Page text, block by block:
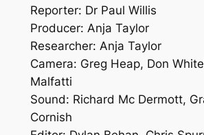
Reporter: Dr Paul Willis
Producer: Anja Taylor
Researcher: Anja Taylor
Camera: Greg Heap, Don
Malfatti
Sound: Richard Mc Dermott,
Cornish